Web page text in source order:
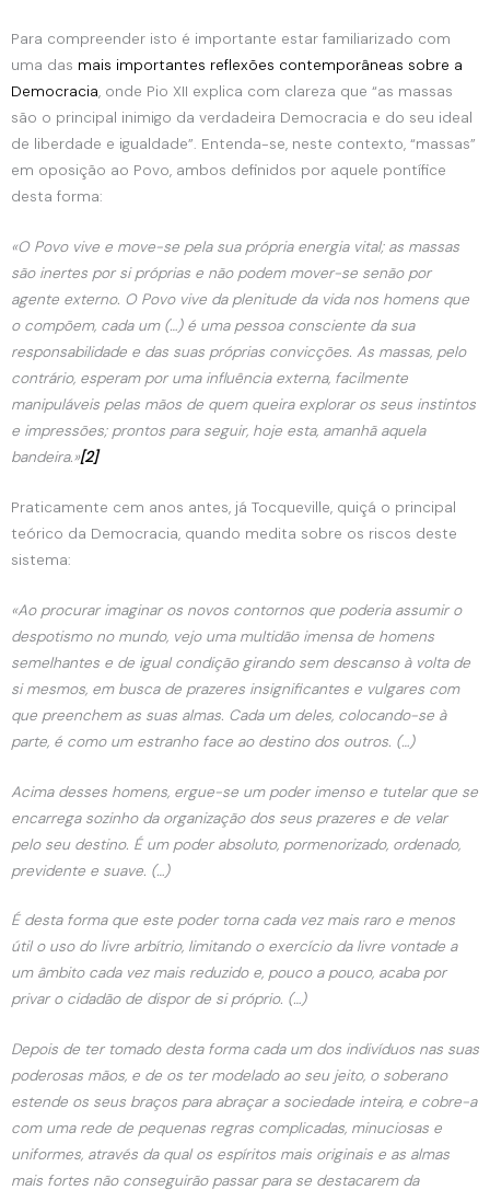
Para compreender isto é importante estar familiarizado com
uma das mais importantes reflexões contemporâneas sobre a
Democracia, onde Pio XII explica com clareza que “as massas
são o principal inimigo da verdadeira Democracia e do seu ideal
de liberdade e igualdade”. Entenda-se, neste contexto, “massas”
em oposição ao Povo, ambos definidos por aquele pontífice
desta forma:
«O Povo vive e move-se pela sua própria energia vital; as massas
são inertes por si próprias e não podem mover-se senão por
agente externo. O Povo vive da plenitude da vida nos homens que
o compõem, cada um (…) é uma pessoa consciente da sua
responsabilidade e das suas próprias convicções. As massas, pelo
contrário, esperam por uma influência externa, facilmente
manipuláveis pelas mãos de quem queira explorar os seus instintos
e impressões; prontos para seguir, hoje esta, amanhã aquela
bandeira.»[2]
Praticamente cem anos antes, já Tocqueville, quiçá o principal
teórico da Democracia, quando medita sobre os riscos deste
sistema:
«Ao procurar imaginar os novos contornos que poderia assumir o
despotismo no mundo, vejo uma multidão imensa de homens
semelhantes e de igual condição girando sem descanso à volta de
si mesmos, em busca de prazeres insignificantes e vulgares com
que preenchem as suas almas. Cada um deles, colocando-se à
parte, é como um estranho face ao destino dos outros. (…)
Acima desses homens, ergue-se um poder imenso e tutelar que se
encarrega sozinho da organização dos seus prazeres e de velar
pelo seu destino. É um poder absoluto, pormenorizado, ordenado,
previdente e suave. (…)
É desta forma que este poder torna cada vez mais raro e menos
útil o uso do livre arbítrio, limitando o exercício da livre vontade a
um âmbito cada vez mais reduzido e, pouco a pouco, acaba por
privar o cidadão de dispor de si próprio. (…)
Depois de ter tomado desta forma cada um dos indivíduos nas suas
poderosas mãos, e de os ter modelado ao seu jeito, o soberano
estende os seus braços para abraçar a sociedade inteira, e cobre-a
com uma rede de pequenas regras complicadas, minuciosas e
uniformes, através da qual os espíritos mais originais e as almas
mais fortes não conseguirão passar para se destacarem da